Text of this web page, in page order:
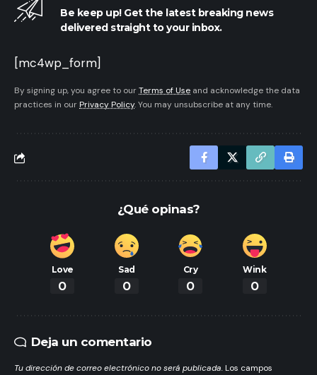
Be keep up! Get the latest breaking news
delivered straight to your inbox.
[mc4wp_form]
By signing up, you agree to ourTerms of Use and acknowledge the data
practices in our Privacy Policy. You may unsubscribe at any time.
¿Qué opinas?
Love
0
Sad
0
Cry
0
Wink
0
Deja un comentario
Tu dirección de correo electrónico no será publicada. Los campos